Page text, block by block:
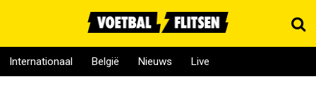
Internationaal België Nieuws Live